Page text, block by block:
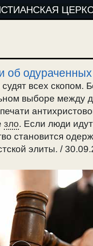
об
всех скопом.
выборе между
зло. Если люди
становится
элиты. /